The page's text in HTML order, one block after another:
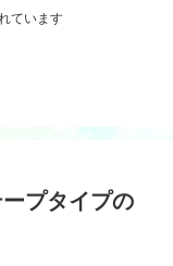
ています
ープタイプの